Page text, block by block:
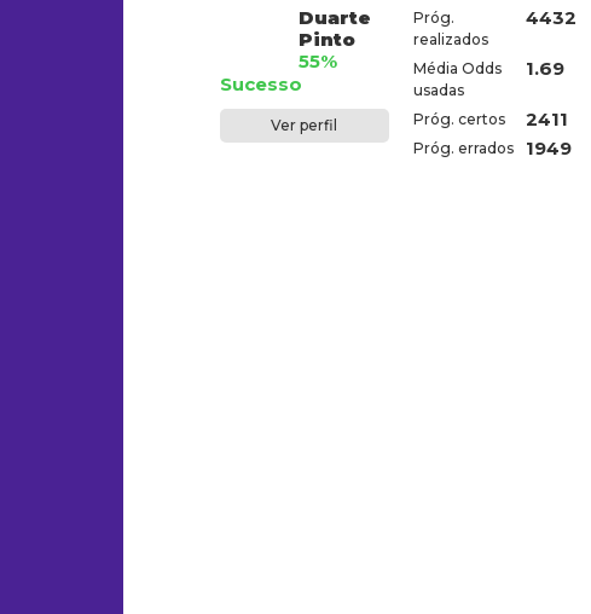
Duarte
Pinto
55%
Sucesso
Ver perfil
Próg.
realizados
4432
Média Odds
usadas
1.69
Próg. certos 2411
Próg. errados 1949